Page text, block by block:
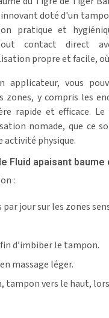
doté d'un
pratique et
contact direct
propre et facile, où
applicateur, vous
zones, y compris les
rapide et efficace.
nomade, que ce
activité physique.
Fluid apaisant baume
:
par jour sur les zones
d’imbiber le tampon.
massage léger.
tampon vers le haut,